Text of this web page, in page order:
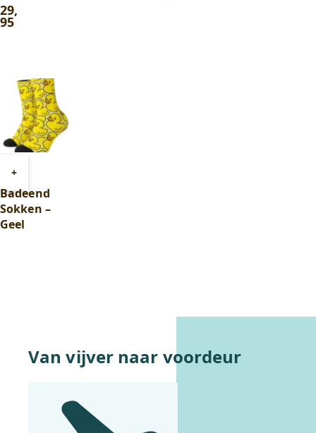
29,
95
+
aan
winkelwagen
Badeend
Sokken –
Geel
Van vijver naar voordeur